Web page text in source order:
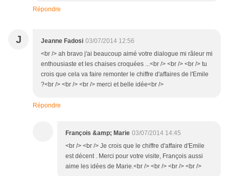
Répondre
J Jeanne Fadosi 03/07/2014 12:56
<br /> ah bravo j'ai beaucoup aimé votre dialogue mi râleur mi
enthousiaste et les chaises croquées ...<br /> <br /> <br /> tu
crois que cela va faire remonter le chiffre d'affaires de l'Emile
?<br /> <br /> <br /> merci et belle idée<br />
Répondre
François &amp; Marie 03/07/2014 14:45
<br /> <br /> Je crois que le chiffre d'affaire d'Emile
est décent . Merci pour votre visite, François aussi
aime les idées de Marie.<br /> <br /> <br /> <br />